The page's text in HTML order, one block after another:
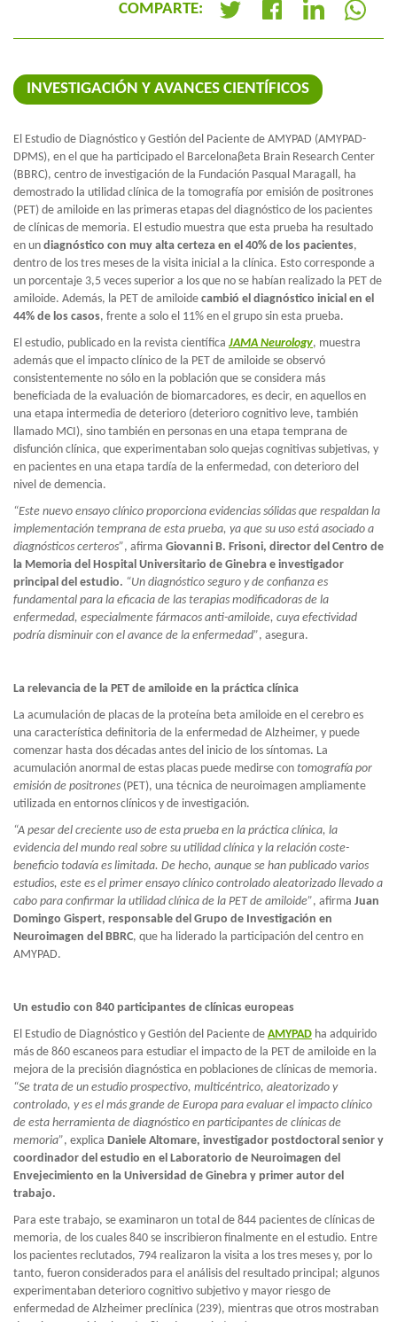
COMPARTE:
INVESTIGACIÓN Y AVANCES CIENTÍFICOS
El Estudio de Diagnóstico y Gestión del Paciente de AMYPAD (AMYPAD-
DPMS), en el que ha participado el Barcelonaβeta Brain Research Center
(BBRC), centro de investigación de la Fundación Pasqual Maragall, ha
demostrado la utilidad clínica de la tomografía por emisión de positrones
(PET) de amiloide en las primeras etapas del diagnóstico de los pacientes
de clínicas de memoria. El estudio muestra que esta prueba ha resultado
en un diagnóstico con muy alta certeza en el 40% de los pacientes,
dentro de los tres meses de la visita inicial a la clínica. Esto corresponde a
un porcentaje 3,5 veces superior a los que no se habían realizado la PET de
amiloide. Además, la PET de amiloide cambió el diagnóstico inicial en el
44% de los casos, frente a solo el 11% en el grupo sin esta prueba.
El estudio, publicado en la revista científicaJAMA Neurology, muestra
además que el impacto clínico de la PET de amiloide se observó
consistentemente no sólo en la población que se considera más
beneficiada de la evaluación de biomarcadores, es decir, en aquellos en
una etapa intermedia de deterioro (deterioro cognitivo leve, también
llamado MCI), sino también en personas en una etapa temprana de
disfunción clínica, que experimentaban solo quejas cognitivas subjetivas, y
en pacientes en una etapa tardía de la enfermedad, con deterioro del
nivel de demencia.
“Este nuevo ensayo clínico proporciona evidencias sólidas que respaldan la
implementación temprana de esta prueba, ya que su uso está asociado a
diagnósticos certeros”, afirma Giovanni B. Frisoni, director del Centro de
la Memoria del Hospital Universitario de Ginebra e investigador
principal del estudio. “Un diagnóstico seguro y de confianza es
fundamental para la eficacia de las terapias modificadoras de la
enfermedad, especialmente fármacos anti-amiloide, cuya efectividad
podría disminuir con el avance de la enfermedad”, asegura.
La relevancia de la PET de amiloide en la práctica clínica
La acumulación de placas de la proteína beta amiloide en el cerebro es
una característica definitoria de la enfermedad de Alzheimer, y puede
comenzar hasta dos décadas antes del inicio de los síntomas. La
acumulación anormal de estas placas puede medirse con tomografía por
emisión de positrones (PET), una técnica de neuroimagen ampliamente
utilizada en entornos clínicos y de investigación.
“A pesar del creciente uso de esta prueba en la práctica clínica, la
evidencia del mundo real sobre su utilidad clínica y la relación coste-
beneficio todavía es limitada. De hecho, aunque se han publicado varios
estudios, este es el primer ensayo clínico controlado aleatorizado llevado a
cabo para confirmar la utilidad clínica de la PET de amiloide”, afirma Juan
Domingo Gispert, responsable del Grupo de Investigación en
Neuroimagen del BBRC, que ha liderado la participación del centro en
AMYPAD.
Un estudio con 840 participantes de clínicas europeas
El Estudio de Diagnóstico y Gestión del Paciente de AMYPAD ha adquirido
más de 860 escaneos para estudiar el impacto de la PET de amiloide en la
mejora de la precisión diagnóstica en poblaciones de clínicas de memoria.
“Se trata de un estudio prospectivo, multicéntrico, aleatorizado y
controlado, y es el más grande de Europa para evaluar el impacto clínico
de esta herramienta de diagnóstico en participantes de clínicas de
memoria”, explica Daniele Altomare, investigador postdoctoral senior y
coordinador del estudio en el Laboratorio de Neuroimagen del
Envejecimiento en la Universidad de Ginebra y primer autor del
trabajo.
Para este trabajo, se examinaron un total de 844 pacientes de clínicas de
memoria, de los cuales 840 se inscribieron finalmente en el estudio. Entre
los pacientes reclutados, 794 realizaron la visita a los tres meses y, por lo
tanto, fueron considerados para el análisis del resultado principal; algunos
experimentaban deterioro cognitivo subjetivo y mayor riesgo de
enfermedad de Alzheimer preclínica (239), mientras que otros mostraban